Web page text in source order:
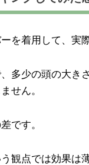
を着用して、実
多少の頭の大き
せん。
です。
観点では効果は